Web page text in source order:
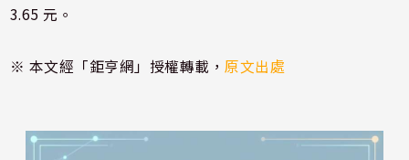
3.65 元。
※ 本文經「鉅亨網」授權轉載，原文出處